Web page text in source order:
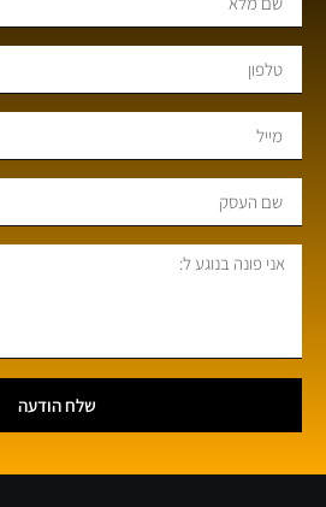
שלח הודעה